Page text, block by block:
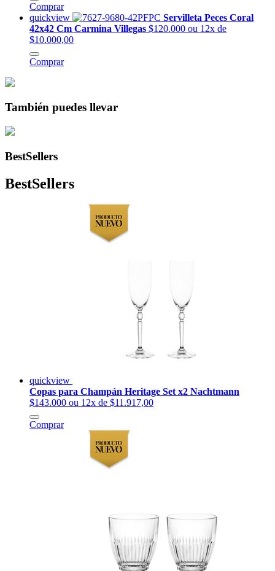
Comprar
quickview
Servilleta Peces Coral
42x42 Cm Carmina Villegas $120.000 ou 12x de
$10.000,00
Comprar
También puedes llevar
BestSellers
BestSellers
quickview
Copas para Champán Heritage Set x2 Nachtmann
$143.000 ou 12x de $11.917,00
Comprar